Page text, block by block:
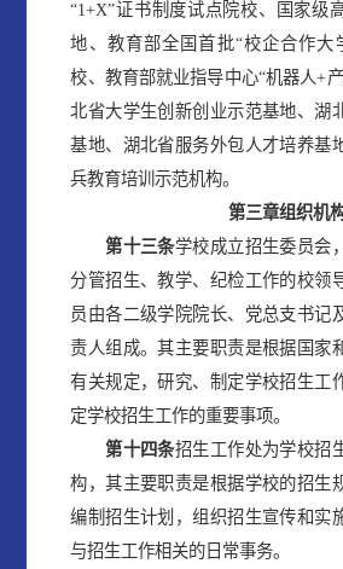
“1+X”证书制度试点院校、国家级
地、教育部全国首批“校企合作大
校、教育部就业指导中心“机器人+
北省大学生创新创业示范基地、湖
基地、湖北省服务外包人才培养基
兵教育培训示范机构。
第三章组织机
第十三条学校成立招生委员会
分管招生、教学、纪检工作的校领
员由各二级学院院长、党总支书记
责人组成。其主要职责是根据国家
有关规定，研究、制定学校招生工
定学校招生工作的重要事项。
第十四条招生工作处为学校招
构，其主要职责是根据学校的招生
编制招生计划，组织招生宣传和实
与招生工作相关的日常事务。